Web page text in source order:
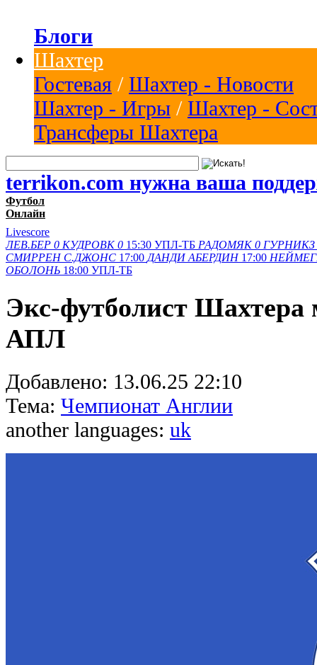
Блоги
Шахтер
Гостевая / Шахтер - Новости
Шахтер - Игры / Шахтер -
Трансферы Шахтера
terrikon.com нужна ваша
Футбол
Онлайн
Livescore
ЛЕВ.БЕР 0 КУДРОВК 0 15:30 УПЛ-ТБ РАДОМЯК 0 ГУРНИКЗ
СМИРРЕН С.ДЖОНС 17:00 ДАНДИ АБЕРДИН 17:00
ОБОЛОНЬ 18:00 УПЛ-ТБ
Экс-футболист Шахтера
АПЛ
Добавлено: 13.06.25 22:10
Тема: Чемпионат Англии
another languages: uk